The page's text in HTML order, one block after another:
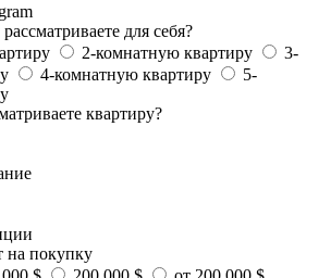
для себя?
2-комнатную квартиру
3-
4-комнатную квартиру
5-
квартиру?
покупку